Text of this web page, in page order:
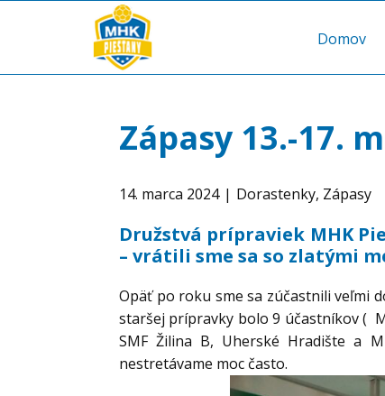
Domov
Zápasy 13.-17.
14. marca 2024 Dorastenky, Zápasy
Družstvá prípraviek MHK
– vrátili sme sa so zlatými
Opäť po roku sme sa zúčastnili veľmi
staršej prípravky bolo 9 účastníkov (
SMF Žilina B, Uherské Hradište a
nestretávame moc často.